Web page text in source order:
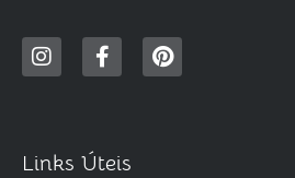
Links Úteis